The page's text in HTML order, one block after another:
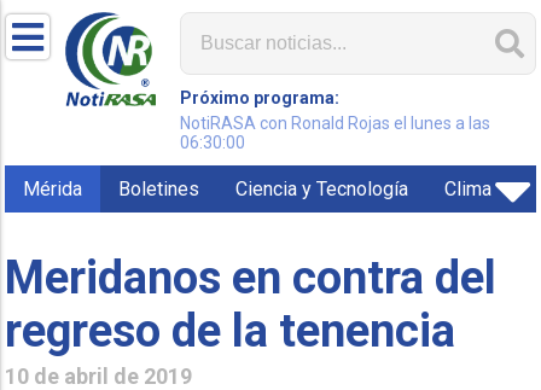
Próximo programa:
NotiRASA con Ronald Rojas el lunes a las
06:30:00
Mérida Boletines Ciencia y Tecnología Clima
Meridanos en contra del
regreso de la tenencia
10 de abril de 2019